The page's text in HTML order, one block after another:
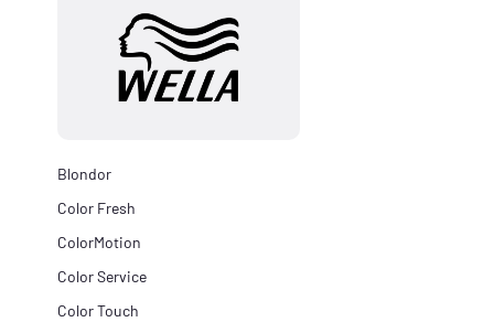
Blondor
Color Fresh
ColorMotion
Color Service
Color Touch